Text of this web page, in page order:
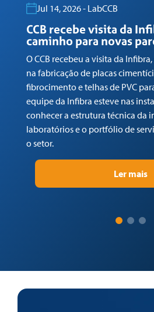
Jul 14, 2026 - LabCCB
CCB recebe visita da
caminho para novas
O CCB recebeu a visita da
na fabricação de placas
fibrocimento e telhas de PVC
equipe da Infibra esteve nas
conhecer a estrutura técnica da
laboratórios e o portfólio de
o setor.
Ler mais